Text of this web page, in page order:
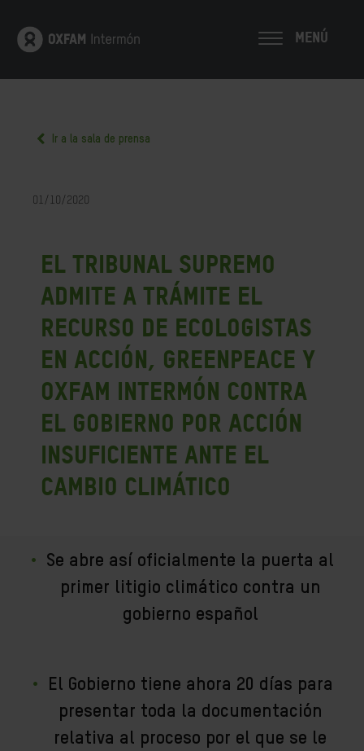
MENÚ
Ir a la sala de prensa
01/10/2020
El Tribunal Supremo
admite a trámite el
recurso de Ecologistas
en Acción, Greenpeace y
Oxfam Intermón contra
el Gobierno por acción
insuficiente ante el
cambio climático
Se abre así oficialmente la puerta al
primer litigio climático contra un
gobierno español
El Gobierno tiene ahora 20 días para
presentar toda la documentación
relativa al proceso por el que se le